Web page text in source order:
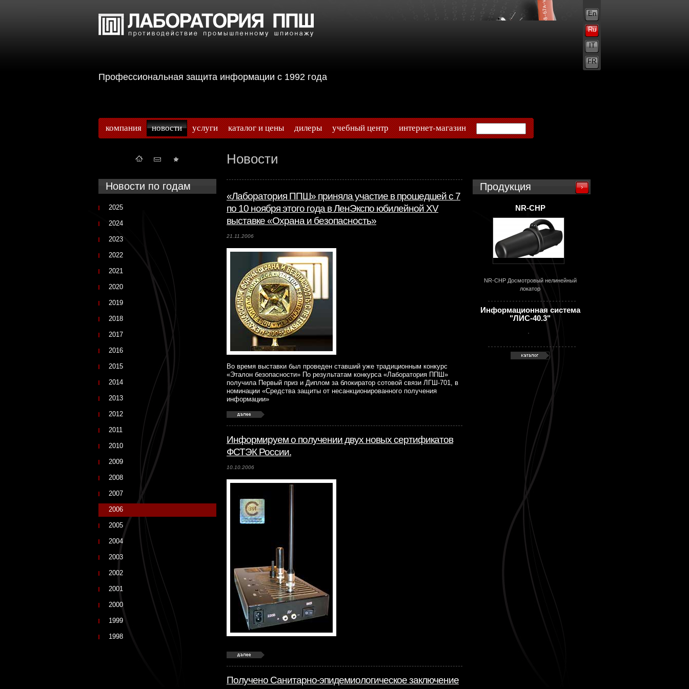
Профессиональная защита информации с 1992 года
En
Ru
IT
FR
компания новости услуги каталог и цены дилеры учебный центр интернет-магазин
Новости
«Лаборатория ППШ» приняла участие в прошедшей с 7
по 10 ноября этого года в ЛенЭкспо юбилейной XV
выставке «Охрана и безопасность»
21.11.2006
Во время выставки был проведен ставший уже традиционным конкурс
«Эталон безопасности» По результатам конкурса «Лаборатория ППШ»
получила Первый приз и Диплом за блокиратор сотовой связи ЛГШ-701, в
номинации «Средства защиты от несанкционированного получения
информации»
Информируем о получении двух новых сертификатов
ФСТЭК России.
10.10.2006
Получено Санитарно-эпидемиологическое заключение
Новости по годам
2025
2024
2023
2022
2021
2020
2019
2018
2017
2016
2015
2014
2013
2012
2011
2010
2009
2008
2007
2006
2005
2004
2003
2002
2001
2000
1999
1998
Продукция
NR-CHP
NR-CHP Досмотровый нелинейный
локатор
Информационная система
"ЛИС-40.3"